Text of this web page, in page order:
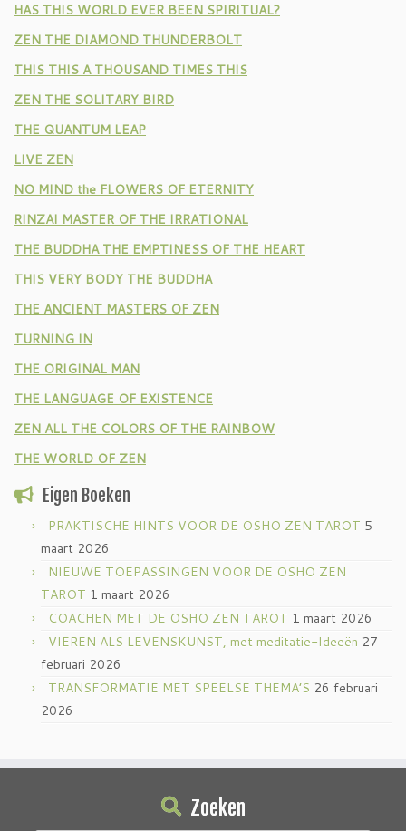
HAS THIS WORLD EVER BEEN SPIRITUAL?
ZEN THE DIAMOND THUNDERBOLT
THIS THIS A THOUSAND TIMES THIS
ZEN THE SOLITARY BIRD
THE QUANTUM LEAP
LIVE ZEN
NO MIND the FLOWERS OF ETERNITY
RINZAI MASTER OF THE IRRATIONAL
THE BUDDHA THE EMPTINESS OF THE HEART
THIS VERY BODY THE BUDDHA
THE ANCIENT MASTERS OF ZEN
TURNING IN
THE ORIGINAL MAN
THE LANGUAGE OF EXISTENCE
ZEN ALL THE COLORS OF THE RAINBOW
THE WORLD OF ZEN
Eigen Boeken
PRAKTISCHE HINTS VOOR DE OSHO ZEN TAROT 5
maart 2026
NIEUWE TOEPASSINGEN VOOR DE OSHO ZEN
TAROT 1 maart 2026
COACHEN MET DE OSHO ZEN TAROT 1 maart 2026
VIEREN ALS LEVENSKUNST, met meditatie-Ideeën 27
februari 2026
TRANSFORMATIE MET SPEELSE THEMA’S 26 februari
2026
Zoeken